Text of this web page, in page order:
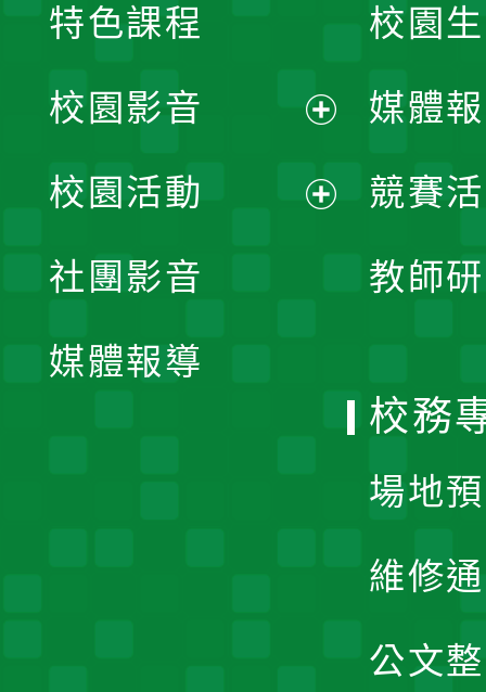
校園
媒體
競賽
教師
特色課程
校園影音
開
校園活動
社團影音
媒體報導
校務
場地
維修
公文